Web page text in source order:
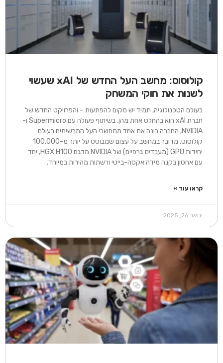
קולוסוס: מחשב העל החדש של xAI שעשוי
לשנות את חוקי המשחק
בעולם הטכנולוגיה, תמיד יש מקום להפתעות – והפרויקט החדש של
חברת xAI הוא בהחלט אחת מהן. בשיתוף פעולה עם Supermicro ו-
NVIDIA, החברה בונה את אחד ממחשבי העל המרשימים בעולם:
קולוסוס. מדובר במחשב על עצום שמבוסס על יותר מ-100,000
יחידות GPU (מעבדים גרפיים) של NVIDIA מדגם HGX H100, יחד
עם אחסון בקנה מידה אקסה-בייטי ורשתות מהירות במיוחד.
קראו עוד »
ינואר 26, 2025